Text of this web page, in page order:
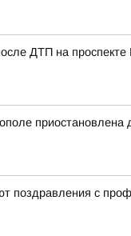
ДТП на
приостановлена
поздравления с